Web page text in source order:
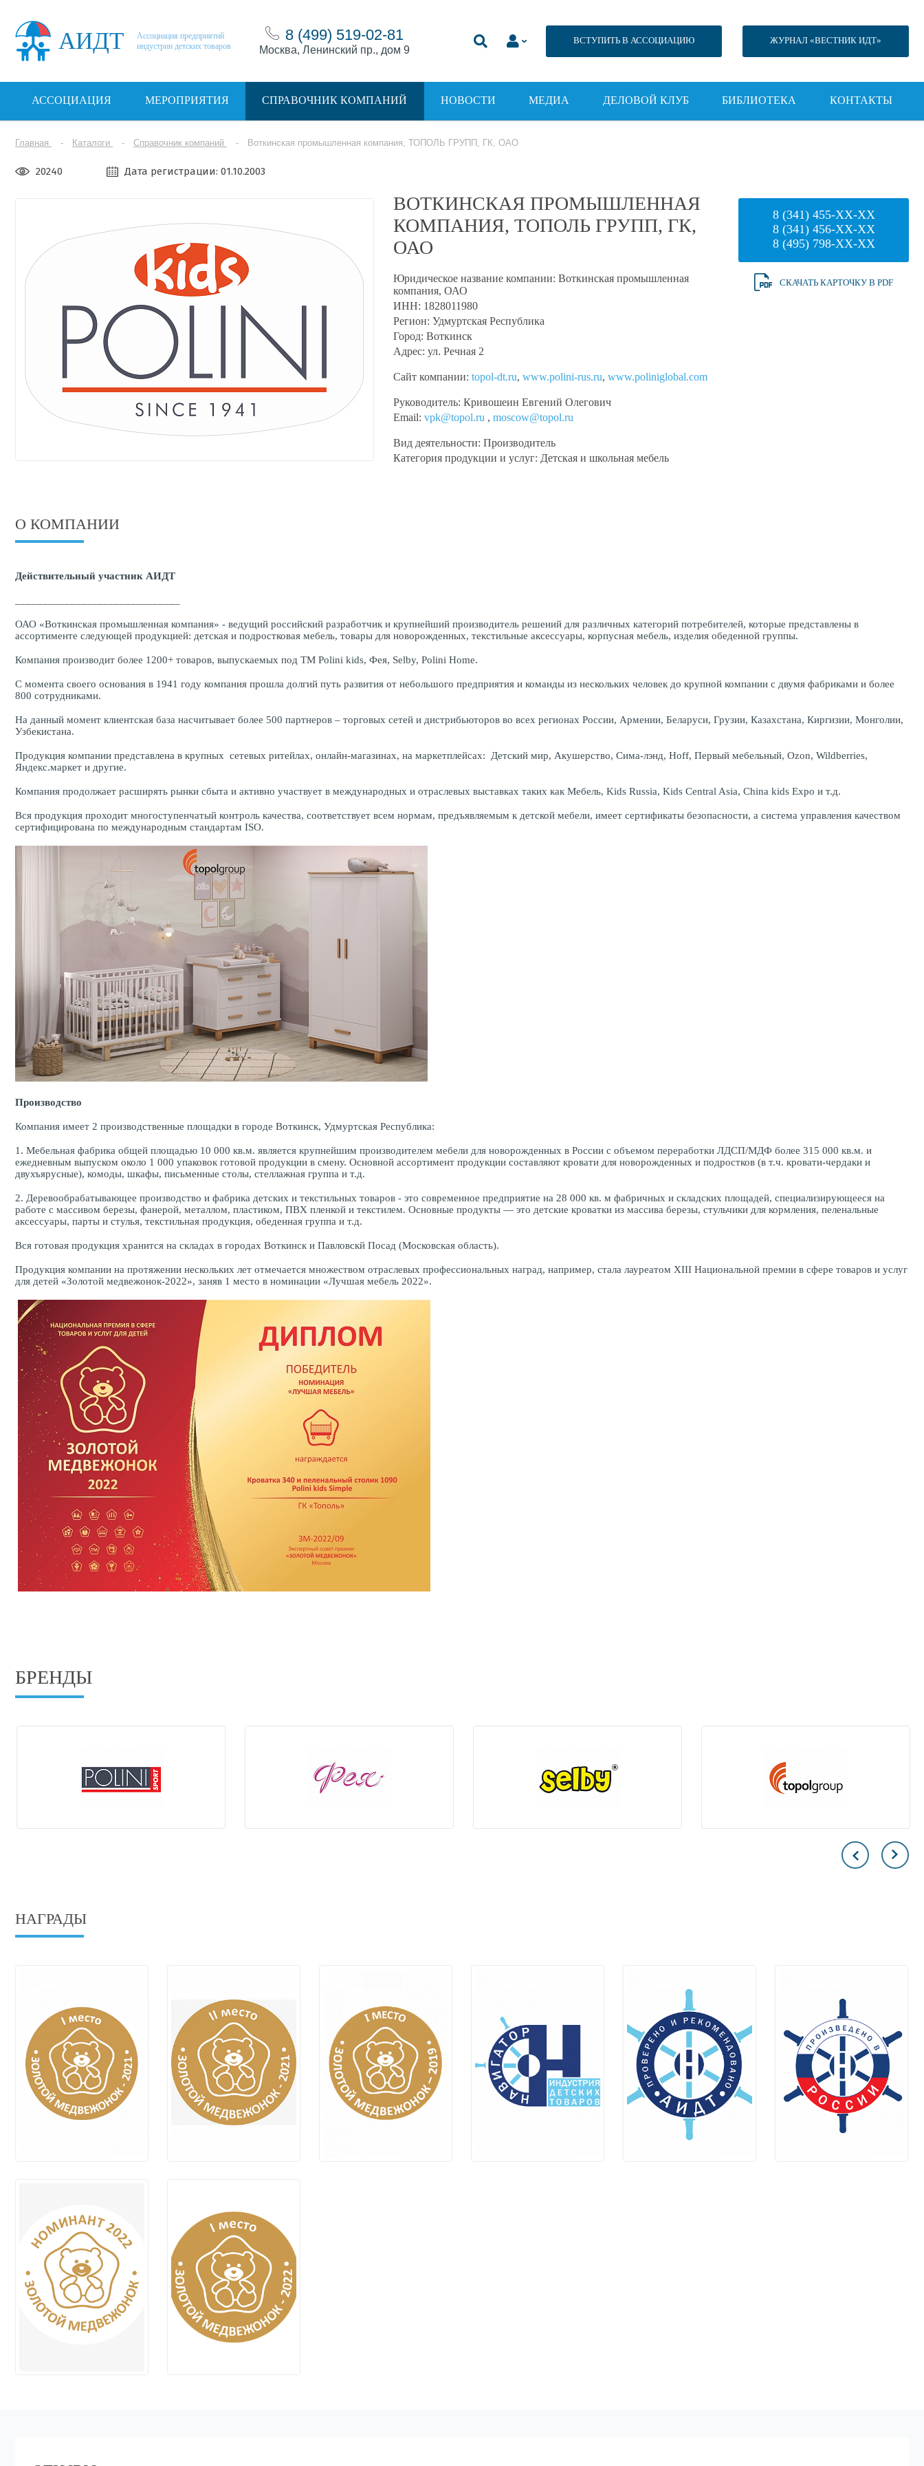
АИДТ
Ассоциация предприятий
индустрии детских товаров
8 (499) 519-02-81
Москва, Ленинский пр., дом 9
ВСТУПИТЬ В АССОЦИАЦИЮ ЖУРНАЛ «ВЕСТНИК ИДТ»
АССОЦИАЦИЯ МЕРОПРИЯТИЯ СПРАВОЧНИК КОМПАНИЙ НОВОСТИ МЕДИА ДЕЛОВОЙ КЛУБ БИБЛИОТЕКА КОНТАКТЫ
Главная Каталоги Справочник компаний Воткинская промышленная компания, ТОПОЛЬ ГРУПП, ГК, ОАО
20240 Дата регистрации: 01.10.2003
ВОТКИНСКАЯ ПРОМЫШЛЕННАЯ
КОМПАНИЯ, ТОПОЛЬ ГРУПП, ГК,
ОАО
Юридическое название компании: Воткинская промышленная
компания, ОАО
ИНН: 1828011980
Регион: Удмуртская Республика
Город: Воткинск
Адрес: ул. Речная 2
Сайт компании: topol-dt.ru, www.polini-rus.ru, www.poliniglobal.com
Руководитель: Кривошеин Евгений Олегович
Email: vpk@topol.ru , moscow@topol.ru
Вид деятельности: Производитель
Категория продукции и услуг: Детская и школьная мебель
8 (341) 455-XX-XX
8 (341) 456-XX-XX
8 (495) 798-XX-XX
СКАЧАТЬ КАРТОЧКУ В PDF
О КОМПАНИИ
Действительный участник АИДТ
ОАО «Воткинская промышленная компания» - ведущий российский разработчик и крупнейший производитель решений для различных категорий потребителей, которые представлены в
ассортименте следующей продукцией: детская и подростковая мебель, товары для новорожденных, текстильные аксессуары, корпусная мебель, изделия обеденной группы.
Компания производит более 1200+ товаров, выпускаемых под ТМ Polini kids, Фея, Selby, Polini Home.
С момента своего основания в 1941 году компания прошла долгий путь развития от небольшого предприятия и команды из нескольких человек до крупной компании с двумя фабриками и более
800 сотрудниками.
На данный момент клиентская база насчитывает более 500 партнеров – торговых сетей и дистрибьюторов во всех регионах России, Армении, Беларуси, Грузии, Казахстана, Киргизии, Монголии,
Узбекистана.
Продукция компании представлена в крупных сетевых ритейлах, онлайн-магазинах, на маркетплейсах: Детский мир, Акушерство, Сима-лэнд, Hoff, Первый мебельный, Ozon, Wildberries,
Яндекс.маркет и другие.
Компания продолжает расширять рынки сбыта и активно участвует в международных и отраслевых выставках таких как Мебель, Kids Russia, Kids Central Asia, China kids Expo и т.д.
Вся продукция проходит многоступенчатый контроль качества, соответствует всем нормам, предъявляемым к детской мебели, имеет сертификаты безопасности, а система управления качеством
сертифицирована по международным стандартам ISO.
Производство
Компания имеет 2 производственные площадки в городе Воткинск, Удмуртская Республика:
1. Мебельная фабрика общей площадью 10 000 кв.м. является крупнейшим производителем мебели для новорожденных в России с объемом переработки ЛДСП/МДФ более 315 000 кв.м. и
ежедневным выпуском около 1 000 упаковок готовой продукции в смену. Основной ассортимент продукции составляют кровати для новорожденных и подростков (в т.ч. кровати-чердаки и
двухъярусные), комоды, шкафы, письменные столы, стеллажная группа и т.д.
2. Деревообрабатывающее производство и фабрика детских и текстильных товаров - это современное предприятие на 28 000 кв. м фабричных и складских площадей, специализирующееся на
работе с массивом березы, фанерой, металлом, пластиком, ПВХ пленкой и текстилем. Основные продукты — это детские кроватки из массива березы, стульчики для кормления, пеленальные
аксессуары, парты и стулья, текстильная продукция, обеденная группа и т.д.
Вся готовая продукция хранится на складах в городах Воткинск и Павловскй Посад (Московская область).
Продукция компании на протяжении нескольких лет отмечается множеством отраслевых профессиональных наград, например, стала лауреатом XIII Национальной премии в сфере товаров и услуг
для детей «Золотой медвежонок-2022», заняв 1 место в номинации «Лучшая мебель 2022».
БРЕНДЫ
НАГРАДЫ